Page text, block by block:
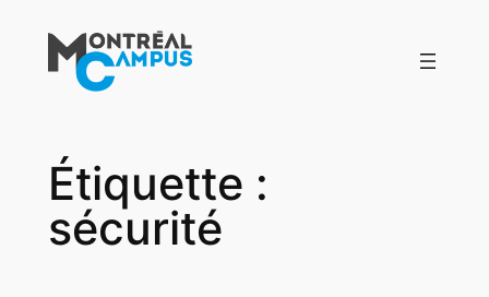
contenu
Étiquette :
sécurité